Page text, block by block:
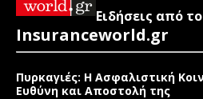
Ειδήσεις από το
Insuranceworld.gr
Πυρκαγιές: Η Ασφαλιστική
Ευθύνη και Αποστολή της